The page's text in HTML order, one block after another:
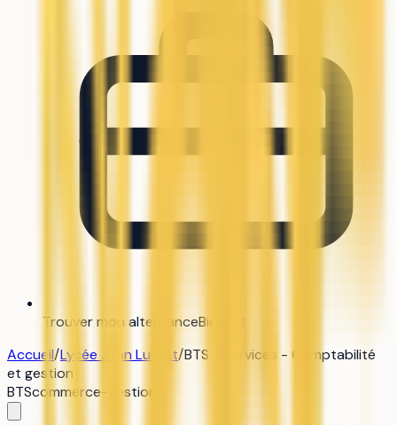
Trouver mon alternanceBientôt
Accueil/Lycée Jean Lurcat/BTS - Services - Comptabilité
et gestion
BTScommerce-gestion